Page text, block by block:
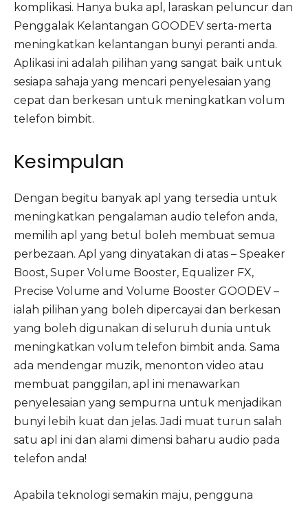
komplikasi. Hanya buka apl, laraskan peluncur dan
Penggalak Kelantangan GOODEV serta-merta
meningkatkan kelantangan bunyi peranti anda.
Aplikasi ini adalah pilihan yang sangat baik untuk
sesiapa sahaja yang mencari penyelesaian yang
cepat dan berkesan untuk meningkatkan volum
telefon bimbit.
Kesimpulan
Dengan begitu banyak apl yang tersedia untuk
meningkatkan pengalaman audio telefon anda,
memilih apl yang betul boleh membuat semua
perbezaan. Apl yang dinyatakan di atas – Speaker
Boost, Super Volume Booster, Equalizer FX,
Precise Volume and Volume Booster GOODEV –
ialah pilihan yang boleh dipercayai dan berkesan
yang boleh digunakan di seluruh dunia untuk
meningkatkan volum telefon bimbit anda. Sama
ada mendengar muzik, menonton video atau
membuat panggilan, apl ini menawarkan
penyelesaian yang sempurna untuk menjadikan
bunyi lebih kuat dan jelas. Jadi muat turun salah
satu apl ini dan alami dimensi baharu audio pada
telefon anda!
Apabila teknologi semakin maju, pengguna